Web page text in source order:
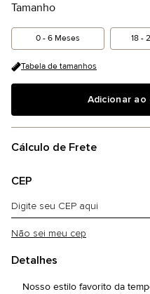
Tamanho
0 - 6 Meses 18 -
Tabela de tamanhos
Adicionar ao
Cálculo de Frete
CEP
Não sei meu cep
Detalhes
Nosso estilo favorito da